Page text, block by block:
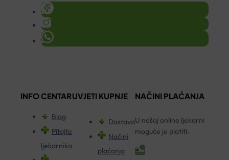
INFO CENTAR
Blog
Pitajte
ljekarnika
UVJETI KUPNJE
Dostava
Načini
plaćanja
NAČINI PLAĆANJA
U našoj online ljekarni
moguće je platiti: